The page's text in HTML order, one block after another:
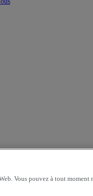
Vous pouvez à tout